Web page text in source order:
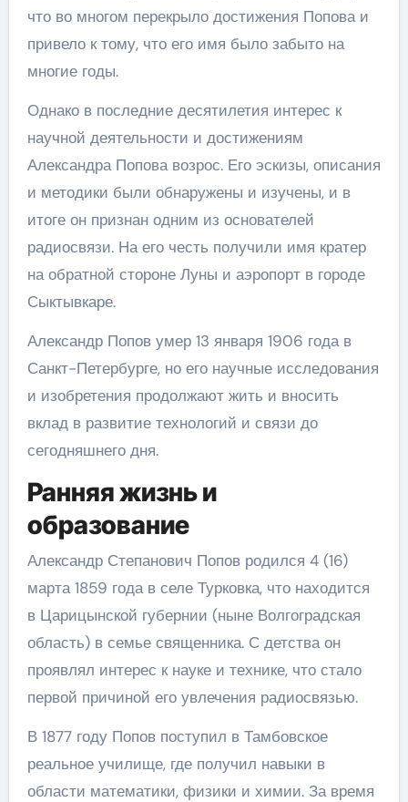
что во многом перекрыло достижения Попова и
привело к тому, что его имя было забыто на
многие годы.
Однако в последние десятилетия интерес к
научной деятельности и достижениям
Александра Попова возрос. Его эскизы, описания
и методики были обнаружены и изучены, и в
итоге он признан одним из основателей
радиосвязи. На его честь получили имя кратер
на обратной стороне Луны и аэропорт в городе
Сыктывкаре.
Александр Попов умер 13 января 1906 года в
Санкт-Петербурге, но его научные исследования
и изобретения продолжают жить и вносить
вклад в развитие технологий и связи до
сегодняшнего дня.
Ранняя жизнь и
образование
Александр Степанович Попов родился 4 (16)
марта 1859 года в селе Турковка, что находится
в Царицынской губернии (ныне Волгоградская
область) в семье священника. С детства он
проявлял интерес к науке и технике, что стало
первой причиной его увлечения радиосвязью.
В 1877 году Попов поступил в Тамбовское
реальное училище, где получил навыки в
области математики, физики и химии. За время